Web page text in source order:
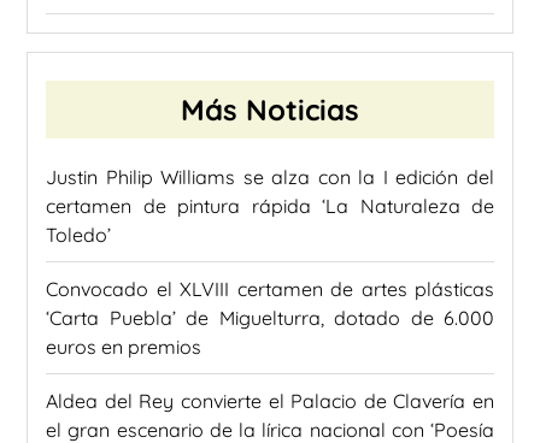
Más Noticias
Justin Philip Williams se alza con la I edición del
certamen de pintura rápida ‘La Naturaleza de
Toledo’
Convocado el XLVIII certamen de artes plásticas
‘Carta Puebla’ de Miguelturra, dotado de 6.000
euros en premios
Aldea del Rey convierte el Palacio de Clavería en
el gran escenario de la lírica nacional con ‘Poesía